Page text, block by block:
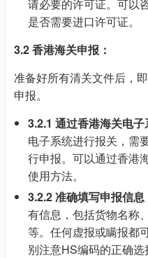
请必要的许可证。可以
是否需要进口许可证。
3.2 香港海关申报：
准备好所有清关文件后，
申报。
3.2.1 通过香港海关电子
电子系统进行报关，需
行申报。可以通过香港
使用方法。
3.2.2 准确填写申报信息
有信息，包括货物名称
等。任何虚报或瞒报都
别注意HS编码的正确选